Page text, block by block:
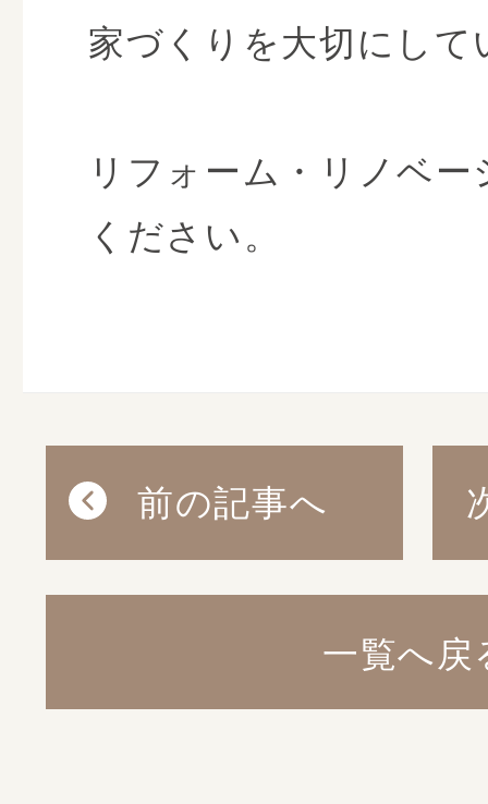
家づくりを大切にして
リフォーム・リノベ
ください。
前の記事へ
一覧へ戻